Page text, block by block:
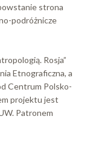
strona
podróżnicze
Rosja”
Etnograficzna, a
Centrum Polsko-
projektu jest
Patronem